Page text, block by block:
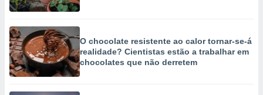
O chocolate resistente ao calor tornar-se-á
realidade? Cientistas estão a trabalhar em
chocolates que não derretem